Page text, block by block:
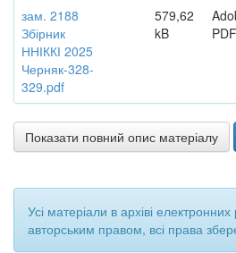
зам. 2188
Збірник
ННІККІ 2025
Черняк-328-
329.pdf
579,62
kB
PDF
Показати повний опис матеріалу
Усі матеріали в архіві
авторським правом, всі права